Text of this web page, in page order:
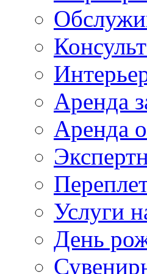
Аренда
Аренда
Услуги
День